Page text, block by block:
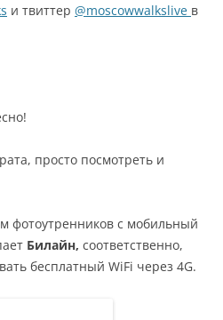
и твиттер @moscowwalkslive в
просто посмотреть и
фотоутренников с мобильный
Билайн, соответственно,
бесплатный WiFi через 4G.